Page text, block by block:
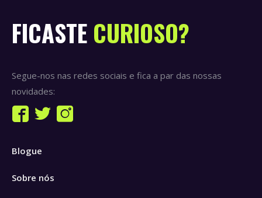
FICASTE CURIOSO?
Segue-nos nas redes sociais e fica a par das nossas
novidades:
Find us on:
Facebook
opens
new
Twitter
new
Instagram
Blogue
Sobre nós